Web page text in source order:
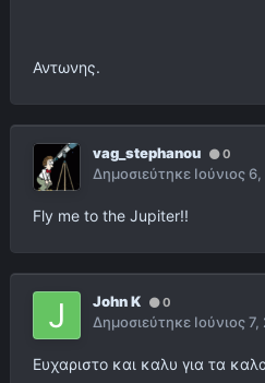
Αντωνης.
vag_stephanou 0
Δημοσιεύτηκε Ιούνιος
Fly me to the Jupiter!!
John K 0
Δημοσιεύτηκε Ιούνιος
Ευχαριστο και καλυ για τα